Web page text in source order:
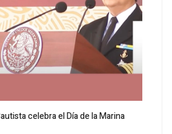
celebra el Día de la Marina